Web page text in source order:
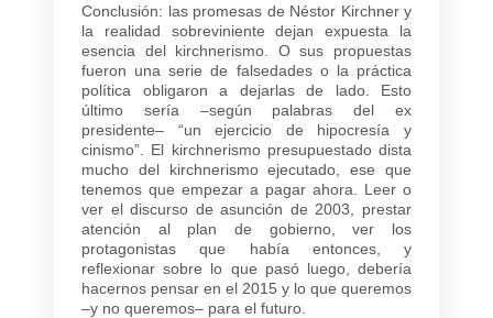
Conclusión: las promesas de Néstor Kirchner y
la realidad sobreviniente dejan expuesta la
esencia del kirchnerismo. O sus propuestas
fueron una serie de falsedades o la práctica
política obligaron a dejarlas de lado. Esto
último sería –según palabras del ex
presidente– “un ejercicio de hipocresía y
cinismo”. El kirchnerismo presupuestado dista
mucho del kirchnerismo ejecutado, ese que
tenemos que empezar a pagar ahora. Leer o
ver el discurso de asunción de 2003, prestar
atención al plan de gobierno, ver los
protagonistas que había entonces, y
reflexionar sobre lo que pasó luego, debería
hacernos pensar en el 2015 y lo que queremos
–y no queremos– para el futuro.